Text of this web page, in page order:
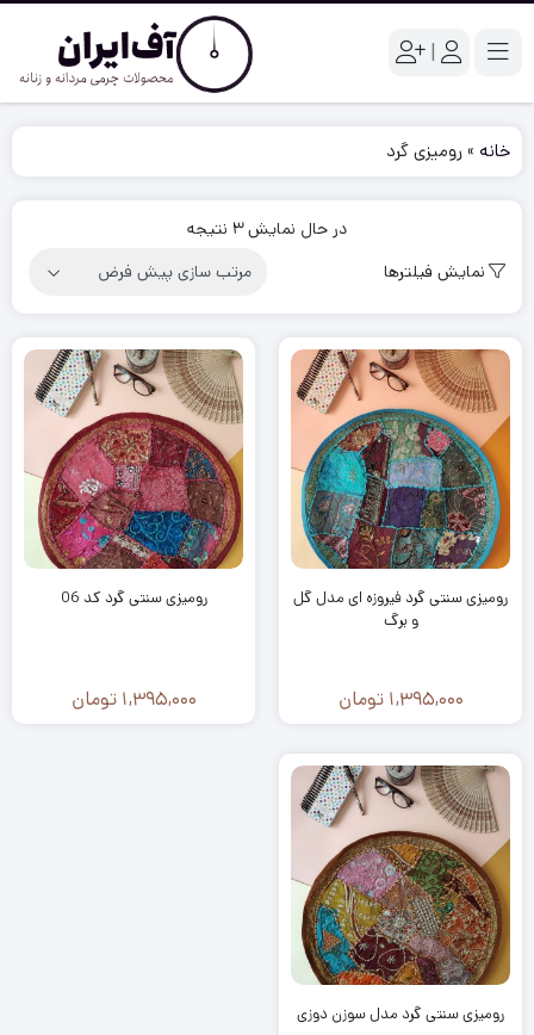
|
خانه »رومیزی گرد
در حال نمایش 3 نتیجه
نمایش فیلترها
رومیزی سنتی گرد فیروزه ای مدل گل
و برگ
1,395,000 تومان
رومیزی سنتی گرد کد 06
1,395,000 تومان
رومیزی سنتی گرد مدل سوزن دوزی